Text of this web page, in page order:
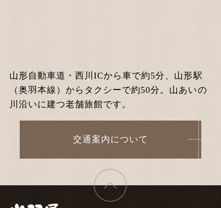
山形自動車道・西川ICから車で約5分、山形駅
（奥羽本線）からタクシーで約50分。山あいの
川沿いに建つ老舗旅館です。
交通案内について